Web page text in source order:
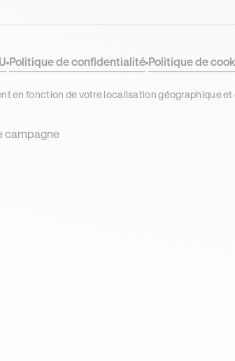
Politique de confidentialité Politique de
en fonction de votre localisation géographique